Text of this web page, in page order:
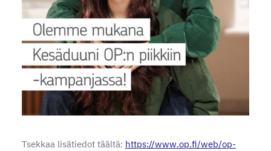
Tsekkaa lisätiedot täältä: https://www.op.fi/web/op-